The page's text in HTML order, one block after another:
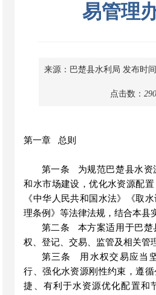
易管理
来源：巴楚县水利局 发布时
点击数：
第一章 总则
第一条
为规范巴楚县水
和水市场建设，优化水资源配
《中华人民共和国水法》《取
理条例》等法律法规，结合本县
第二条
本方案适用于巴
权、登记、交易、监管及相关管
第三条
用水权交易应当
行、强化水资源刚性约束，遵
捷、有利于水资源优化配置和